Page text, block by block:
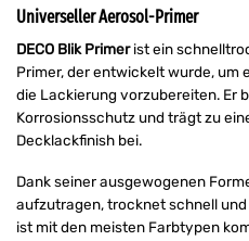
Universeller Aerosol-Primer
DECO Blik Primerist ein
Primer, der entwickelt wurde, um
die Lackierung vorzubereiten. Er
Korrosionsschutz und trägt zu
Decklackfinish bei.
Dank seiner ausgewogenen
aufzutragen, trocknet schnell
ist mit den meisten Farbtypen